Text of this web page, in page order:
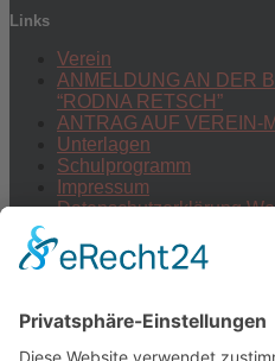
Links
Verein
ANMELDUNG AN DER
“RODNA RETSCH”
ANTRAG AUF VEREIN-
Unterlagen
Schulprogramm
Impressum
Datenschutzerklärung
Schulbesuch
български